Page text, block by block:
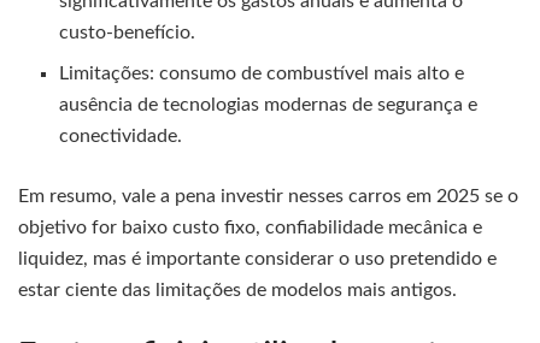
custo-benefício.
Limitações: consumo de combustível mais alto e
ausência de tecnologias modernas de segurança e
conectividade.
Em resumo, vale a pena investir nesses carros em 2025 se o
objetivo for baixo custo fixo, confiabilidade mecânica e
liquidez, mas é importante considerar o uso pretendido e
estar ciente das limitações de modelos mais antigos.